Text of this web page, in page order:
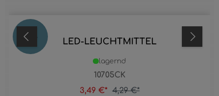
19 LED-LEUCHTMITTEL
10705CK
lagernd
3,49 €* 4,29 €*